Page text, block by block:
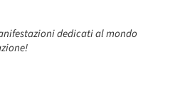
dedicati al mondo